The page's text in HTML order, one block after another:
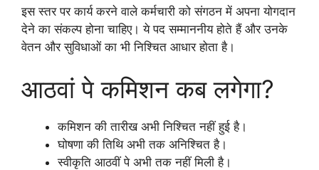
इस स्तर पर कार्य करने वाले कर्मचारी को संगठन में अपना योगदान
देने का संकल्प होना चाहिए। ये पद सम्माननीय होते हैं और उनके
वेतन और सुविधाओं का भी निश्चित आधार होता है।
आठवां पे कमिशन कब लगेगा?
कमिशन की तारीख अभी निश्चित नहीं हुई है।
घोषणा की तिथि अभी तक अनिश्चित है।
स्वीकृति आठवीं पे अभी तक नहीं मिली है।